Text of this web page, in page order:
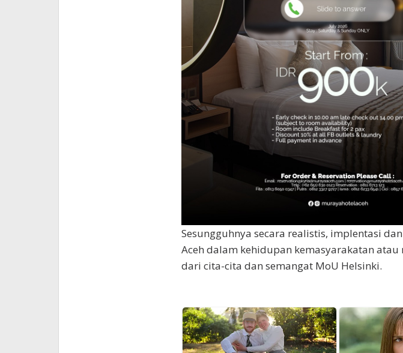
​Sesungguhnya secara realistis, implentasi
Aceh dalam kehidupan kemasyarakatan atau
dari cita-cita dan semangat MoU Helsinki.